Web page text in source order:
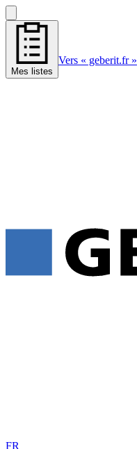
Mes listes
Vers « geberit.fr »
FR